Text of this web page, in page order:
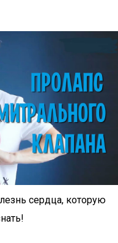
сердца, которую